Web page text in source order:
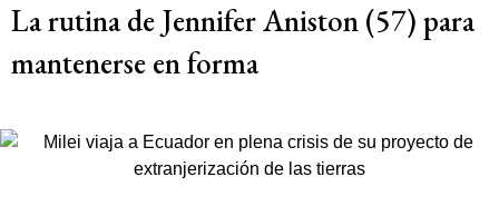
La rutina de Jennifer Aniston (57) para
mantenerse en forma